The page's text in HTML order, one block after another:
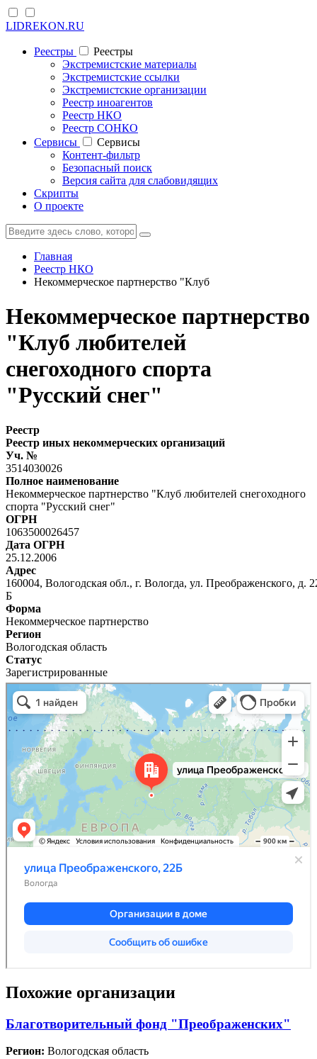
LIDREKON.RU
Реестры
Реестры
Экстремистские материалы
Экстремистские ссылки
Экстремистские организации
Реестр иноагентов
Реестр НКО
Реестр СОНКО
Cервисы
Cервисы
Контент-фильтр
Безопасный поиск
Версия сайта для слабовидящих
Скрипты
О проекте
Главная
Реестр НКО
Некоммерческое партнерство "Клуб
Некоммерческое партнерство
"Клуб любителей
снегоходного спорта
"Русский снег"
Реестр
Реестр иных некоммерческих организаций
Уч. №
3514030026
Полное наименование
Некоммерческое партнерство "Клуб любителей снегоходного
спорта "Русский снег"
ОГРН
1063500026457
Дата ОГРН
25.12.2006
Адрес
160004, Вологодская обл., г. Вологда, ул. Преображенского, д.
Б
Форма
Некоммерческое партнерство
Регион
Вологодская область
Статус
Зарегистрированные
Похожие организации
Благотворительный фонд "Преображенских"
Регион: Вологодская область